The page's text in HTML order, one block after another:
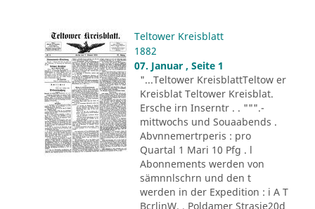
Teltower Kreisblatt
1882
07. Januar , Seite 1
"...Teltower KreisblattTeltow er
Kreisblat Teltower Kreisblat.
Ersche irn Inserntr . . """.-
mittwochs und Souaabends .
Abvnnemertrperis : pro
Quartal 1 Mari 10 Pfg . l
Abonnements werden von
sämnnlschrn und den t
werden in der Expedition : i A T
BcrlinW. , Poldamer Strasie20d